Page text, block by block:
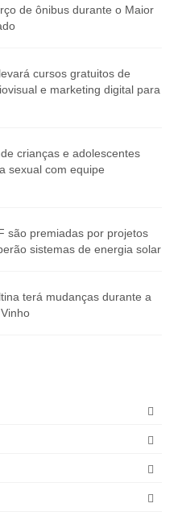
de ônibus durante o Maior
cursos gratuitos de
e marketing digital para
crianças e adolescentes
sexual com equipe
são premiadas por projetos
sistemas de energia solar
terá mudanças durante a